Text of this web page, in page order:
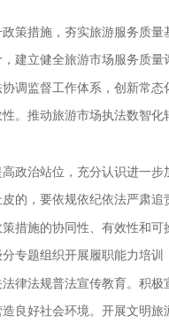
策措施，夯实旅游服务质
建立健全旅游市场服务质量
调监督工作体系，创新常
。推动旅游市场执法数智化
政治站位，充分认识进一
的，要依规依纪依法严肃追
措施的协同性、有效性和
专题组织开展履职能力培训
律法规普法宣传教育。积
良好社会环境。开展文明旅